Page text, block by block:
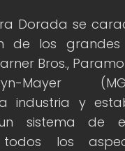
Dorada se
de los
Bros.,
Mayer
industria y
sistema de
todos los